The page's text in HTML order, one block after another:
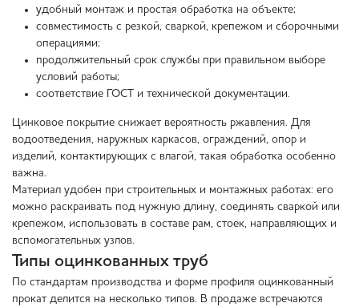
удобный монтаж и простая обработка на объекте;
совместимость с резкой, сваркой, крепежом и сборочными
операциями;
продолжительный срок службы при правильном выборе
условий работы;
соответствие ГОСТ и технической документации.
Цинковое покрытие снижает вероятность ржавления. Для
водоотведения, наружных каркасов, ограждений, опор и
изделий, контактирующих с влагой, такая обработка особенно
важна.
Материал удобен при строительных и монтажных работах: его
можно раскраивать под нужную длину, соединять сваркой или
крепежом, использовать в составе рам, стоек, направляющих и
вспомогательных узлов.
Типы оцинкованных труб
По стандартам производства и форме профиля оцинкованный
прокат делится на несколько типов. В продаже встречаются